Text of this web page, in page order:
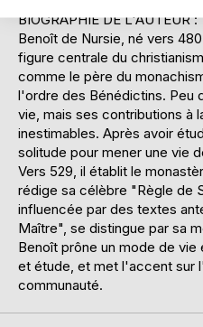
BIOGRAPHIE DE L'AUTEUR :
Benoît de Nursie, né vers
figure centrale du
comme le père du
l'ordre des Bénédictins. Peu
vie, mais ses contributions à
inestimables. Après avoir
solitude pour mener une vie
Vers 529, il établit le
rédige sa célèbre "Règle de
influencée par des textes
Maître", se distingue par sa
Benoît prône un mode de vie
et étude, et met l'accent sur
communauté.